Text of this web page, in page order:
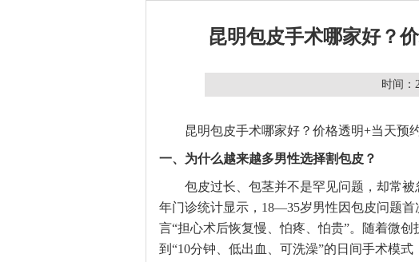
昆明包皮手术哪家好？
时间：
昆明包皮手术哪家好？价格透明+当天预
一、为什么越来越多男性选择割包皮？
包皮过长、包茎并不是罕见问题，却常
年门诊统计显示，18—35岁男性因包皮问题
言“担心术后恢复慢、怕疼、怕贵”。随着微
到“10分钟、低出血、可洗澡”的日间手术模